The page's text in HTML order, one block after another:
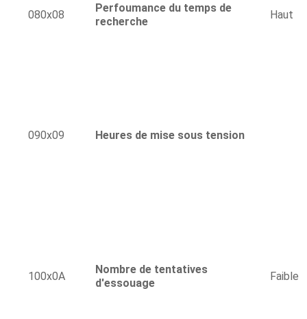
080x08
Perfoumance du temps de
recherche
Haut
090x09 Heures de mise sous tension
100x0A
Nombre de tentatives
d'essouage
Faible